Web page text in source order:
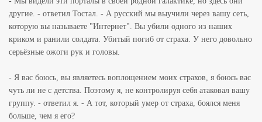
другие. - ответил Тостал. - А русский мы выучили через вашу сеть,
которую вы называете "Интернет". Вы убили одного из наших
криком и ранили солдата. Убитый погиб от страха. У него довольно
серьёзные ожоги рук и головы.
- Я вас боюсь, вы являетесь воплощением моих страхов, я боюсь вас
чуть ли не с детства. Поэтому я, не контролируя себя атаковал вашу
группу. - ответил я. - А тот, который умер от страха, боялся меня
больше, чем я его?